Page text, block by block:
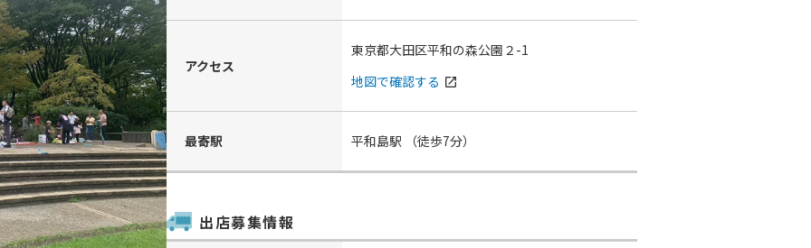
アクセス
東京都大田区平和の森公園２-1
地図で確認する open_in_new
最寄駅 平和島駅 （徒歩7分）
出店募集情報